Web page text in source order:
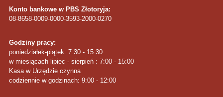
Konto bankowe w PBS Złotoryja:
08-8658-0009-0000-3593-2000-0270
Godziny pracy:
poniedziałek-piątek: 7:30 - 15:30
w miesiącach lipiec - sierpień : 7:00 - 15:00
Kasa w Urzędzie czynna
codziennie w godzinach: 9:00 - 12:00